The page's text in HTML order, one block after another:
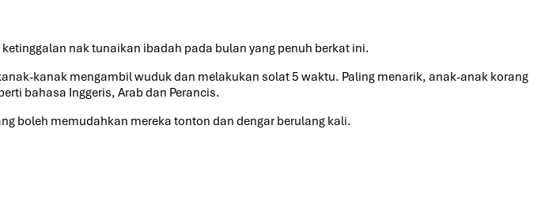
nak tunaikan ibadah pada bulan yang penuh berkat ini.
kanak mengambil wuduk dan melakukan solat 5 waktu. Paling menarik, anak-anak korang
bahasa Inggeris, Arab dan Perancis.
boleh memudahkan mereka tonton dan dengar berulang kali.